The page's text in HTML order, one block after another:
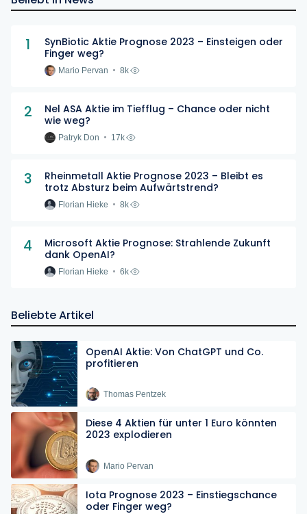
1
SynBiotic Aktie Prognose 2023 – Einsteigen oder
Finger weg?
Mario Pervan 8k
2
Nel ASA Aktie im Tiefflug – Chance oder nicht
wie weg?
Patryk Don 17k
3
Rheinmetall Aktie Prognose 2023 – Bleibt es
trotz Absturz beim Aufwärtstrend?
Florian Hieke 8k
4
Microsoft Aktie Prognose: Strahlende Zukunft
dank OpenAI?
Florian Hieke 6k
Beliebte Artikel
OpenAI Aktie: Von ChatGPT und Co.
profitieren
Thomas Pentzek
Diese 4 Aktien für unter 1 Euro könnten
2023 explodieren
Mario Pervan
Iota Prognose 2023 – Einstiegschance
oder Finger weg?